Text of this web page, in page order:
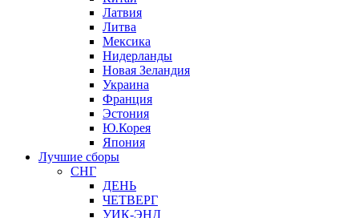
Латвия
Литва
Мексика
Нидерланды
Новая Зеландия
Украина
Франция
Эстония
Ю.Корея
Япония
Лучшие сборы
СНГ
ДЕНЬ
ЧЕТВЕРГ
УИК-ЭНД